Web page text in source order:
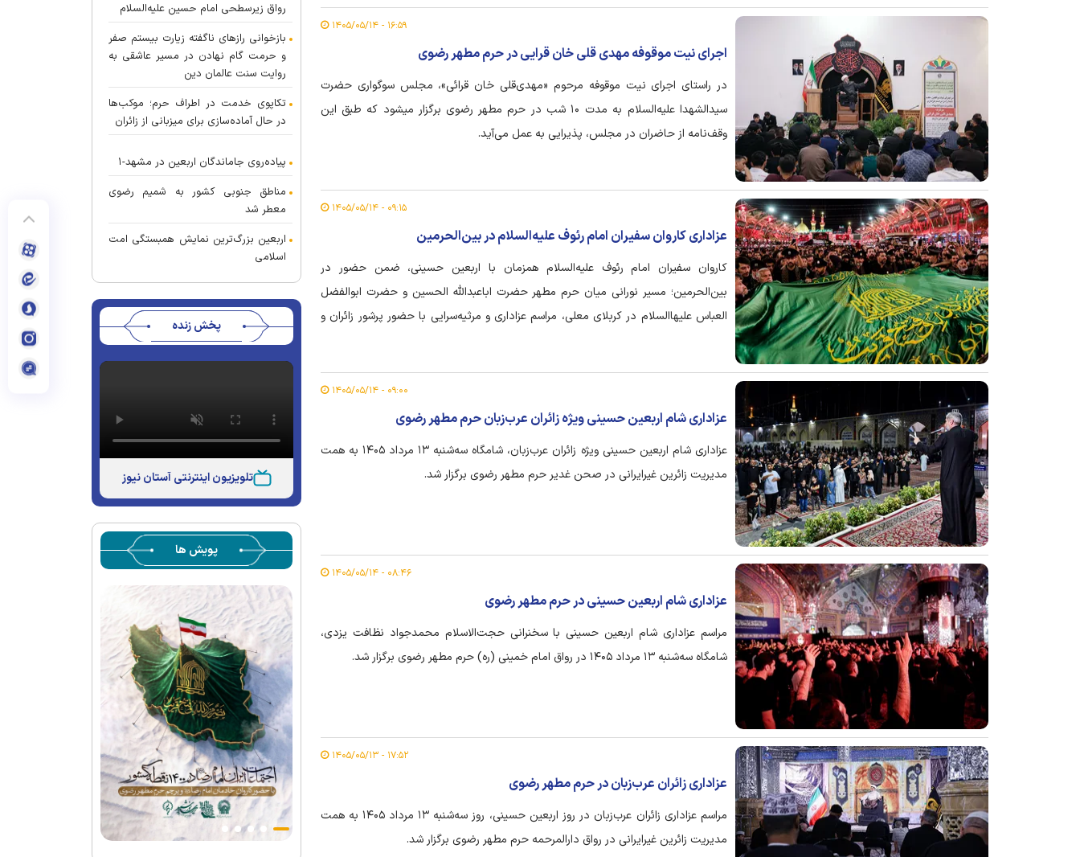
۱۶:۵۹ - ۱۴۰۵/۰۵/۱۴
اجرای نیت موقوفه مهدی قلی خان قرایی در حرم مطهر رضوی
در راستای اجرای نیت موقوفه مرحوم «مهدی‌قلی خان قرائی»، مجلس سوگواری حضرت
سیدالشهدا علیه‌السلام به مدت ۱۰ شب در حرم مطهر رضوی برگزار میشود که طبق این
وقف‌نامه از حاضران در مجلس، پذیرایی به عمل می‌آید.
۰۹:۱۵ - ۱۴۰۵/۰۵/۱۴
عزاداری کاروان سفیران امام رئوف علیه‌السلام در بین‌الحرمین
کاروان سفیران امام رئوف علیه‌السلام همزمان با اربعین حسینی، ضمن حضور در
بین‌الحرمین؛ مسیر نورانی میان حرم مطهر حضرت اباعبدالله الحسین و حضرت ابوالفضل
العباس علیهاالسلام در کربلای معلی، مراسم عزاداری و مرثیه‌سرایی با حضور پرشور زائران و
۰۹:۰۰ - ۱۴۰۵/۰۵/۱۴
عزاداری شام اربعین حسینی ویژه زائران عرب‌زبان حرم مطهر رضوی
عزاداری شام اربعین حسینی ویژه زائران عرب‌زبان، شامگاه سه‌شنبه ۱۳ مرداد ۱۴۰۵ به همت
مدیریت زائرین غیرایرانی در صحن غدیر حرم مطهر رضوی برگزار شد.
۰۸:۴۶ - ۱۴۰۵/۰۵/۱۴
عزاداری شام اربعین حسینی در حرم مطهر رضوی
مراسم عزاداری شام اربعین حسینی با سخنرانی حجت‌الاسلام محمدجواد نظافت یزدی،
شامگاه سه‌شنبه ۱۳ مرداد ۱۴۰۵ در رواق امام خمینی (ره) حرم مطهر رضوی برگزار شد.
۱۷:۵۲ - ۱۴۰۵/۰۵/۱۳
عزاداری زائران عرب‌زبان در حرم مطهر رضوی
مراسم عزاداری زائران عرب‌زبان در روز اربعین حسینی، روز سه‌شنبه ۱۳ مرداد ۱۴۰۵ به همت
مدیریت زائرین غیرایرانی در رواق دارالمرحمه حرم مطهر رضوی برگزار شد.
رواق زیرسطحی امام حسین علیه‌السلام
بازخوانی راز‌های ناگفته زیارت بیستم صفر
و حرمت گام نهادن در مسیر عاشقی به
روایت سنت عالمان دین
تکاپوی خدمت در اطراف حرم؛ موکب‌ها
در حال آماده‌سازی برای میزبانی از زائران
پیاده‌روی جاماندگان اربعین در مشهد-۱
مناطق جنوبی کشور به شمیم رضوی
معطر شد
اربعین بزرگ‌ترین نمایش همبستگی امت
اسلامی
پخش زنده
تلویزیون اینترنتی آستان نیوز
پویش ها